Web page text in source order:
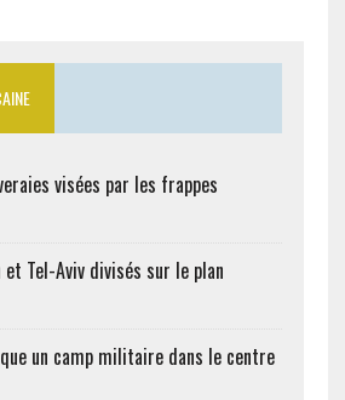
visées par les frappes
et Tel-Aviv divisés sur le plan
un camp militaire dans le centre